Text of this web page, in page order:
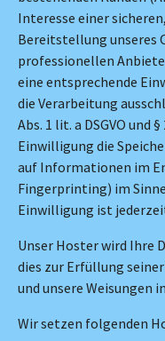
Interesse einer
Bereitstellung unseres
professionellen
eine entsprechende
die Verarbeitung
Abs. 1 lit. a DSGVO und
Einwilligung die
auf Informationen im
Fingerprinting) im
Einwilligung ist
Unser Hoster wird Ihre
dies zur Erfüllung
und unsere Weisungen
Wir setzen folgenden